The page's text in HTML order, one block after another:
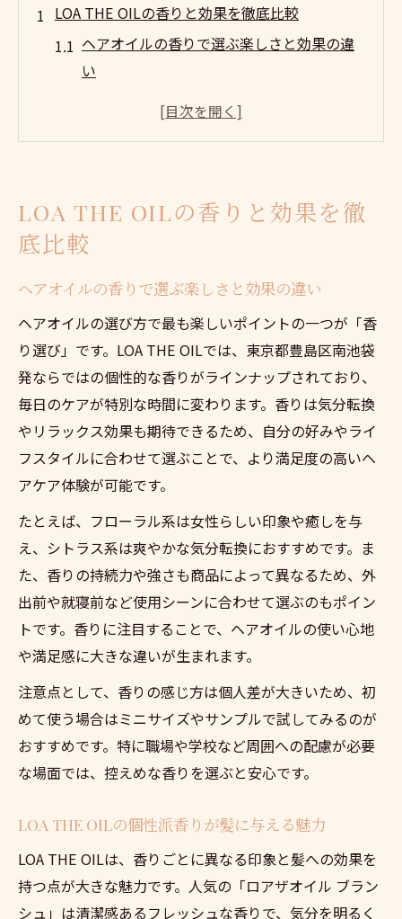
LOA THE OILの香りと効果を徹底比較
ヘアオイルの香りで選ぶ楽しさと効果の違
い
LOA THE OILの個性派香りが髪に与える魅
口コミから見るLOA THE OILの実際の効果
ヘアオイル選びで失敗しないポイントを解
髪質や悩みに合わせたヘアオイルの選び方
LOA THE OILの香り比較で自分好みを発見
口コミやレビューを活用した最適な選択術
正規販売のヘアオイルで安心して始めるケ
ア
迷ったときはサロンスタッフのアドバイス
アウトバストリートメントで叶える美髪ケア
ヘアオイルで始める簡単アウトバストリー
トメント
LOA THE OILでつややかな髪を手に入れる
方法
香りと効果が続くヘアオイル活用術
アウトバスケアの適量と使い方を徹底解説
口コミで話題のヘアオイルケアのコツとは
香り重視ならLOA THE OILがおすすめな理由
える
LOA THE OIL独自の香りがもたらす癒し効
果
LOA THE OILの香りと効果を徹
底比較
ヘアオイルの香りで選ぶ楽しさと効果の違い
ヘアオイルの選び方で最も楽しいポイントの一つが「香
り選び」です。LOA THE OILでは、東京都豊島区南池袋
発ならではの個性的な香りがラインナップされており、
毎日のケアが特別な時間に変わります。香りは気分転換
やリラックス効果も期待できるため、自分の好みやライ
フスタイルに合わせて選ぶことで、より満足度の高いヘ
アケア体験が可能です。
たとえば、フローラル系は女性らしい印象や癒しを与
え、シトラス系は爽やかな気分転換におすすめです。ま
た、香りの持続力や強さも商品によって異なるため、外
出前や就寝前など使用シーンに合わせて選ぶのもポイン
トです。香りに注目することで、ヘアオイルの使い心地
や満足感に大きな違いが生まれます。
注意点として、香りの感じ方は個人差が大きいため、初
めて使う場合はミニサイズやサンプルで試してみるのが
おすすめです。特に職場や学校など周囲への配慮が必要
な場面では、控えめな香りを選ぶと安心です。
LOA THE OILの個性派香りが髪に与える魅力
LOA THE OILは、香りごとに異なる印象と髪への効果を
持つ点が大きな魅力です。人気の「ロアザオイル ブラン
シュ」は清潔感あるフレッシュな香りで、気分を明るく